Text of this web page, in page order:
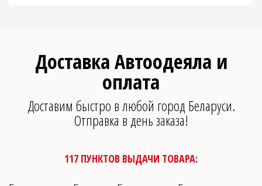
Доставка Автоодеяла и
оплата
Доставим быстро в любой город Беларуси.
Отправка в день заказа!
117 ПУНКТОВ ВЫДАЧИ ТОВАРА: